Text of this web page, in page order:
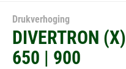
Drukverhoging
DIVERTRON (X)
650 | 900